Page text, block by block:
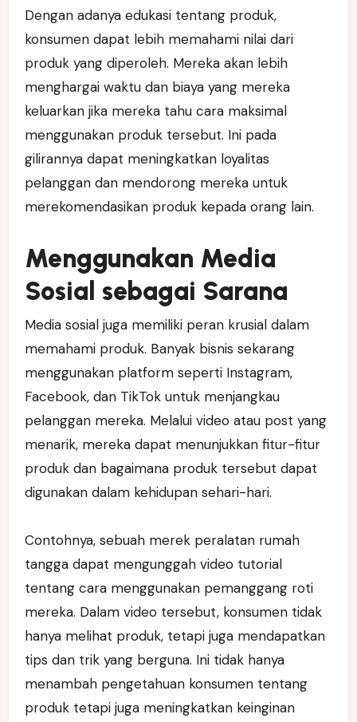
Dengan adanya edukasi tentang produk,
konsumen dapat lebih memahami nilai dari
produk yang diperoleh. Mereka akan lebih
menghargai waktu dan biaya yang mereka
keluarkan jika mereka tahu cara maksimal
menggunakan produk tersebut. Ini pada
gilirannya dapat meningkatkan loyalitas
pelanggan dan mendorong mereka untuk
merekomendasikan produk kepada orang lain.
Menggunakan Media
Sosial sebagai Sarana
Media sosial juga memiliki peran krusial dalam
memahami produk. Banyak bisnis sekarang
menggunakan platform seperti Instagram,
Facebook, dan TikTok untuk menjangkau
pelanggan mereka. Melalui video atau post yang
menarik, mereka dapat menunjukkan fitur-fitur
produk dan bagaimana produk tersebut dapat
digunakan dalam kehidupan sehari-hari.
Contohnya, sebuah merek peralatan rumah
tangga dapat mengunggah video tutorial
tentang cara menggunakan pemanggang roti
mereka. Dalam video tersebut, konsumen tidak
hanya melihat produk, tetapi juga mendapatkan
tips dan trik yang berguna. Ini tidak hanya
menambah pengetahuan konsumen tentang
produk tetapi juga meningkatkan keinginan